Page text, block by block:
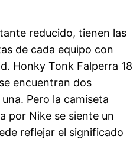
reducido, tienen las
de cada equipo con
Honky Tonk Falperra 18
encuentran dos
Pero la camiseta
por Nike se siente un
reflejar el significado